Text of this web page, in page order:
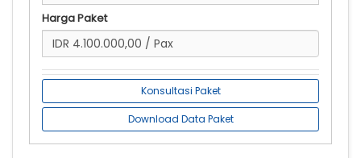
Harga Paket
Konsultasi Paket
Download Data Paket